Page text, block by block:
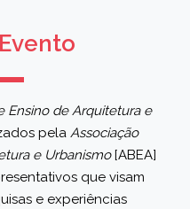
Ensino de Arquitetura e
pela Associação
e Urbanismo[ABEA]
que visam
e experiências